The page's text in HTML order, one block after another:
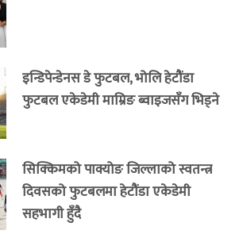
इन्डिपेन्डेनस डे फुटबल, भोलि हेटौंडा
फुटबल एकेडेमी माम्रिङ ब्वाइजसँग भिड्ने
सिक्किमको पाक्योङ जिल्लाको स्वतन्त्र
दिवसको फुटबलमा हेटौंडा एकेडेमी
सहभागी हुँदै